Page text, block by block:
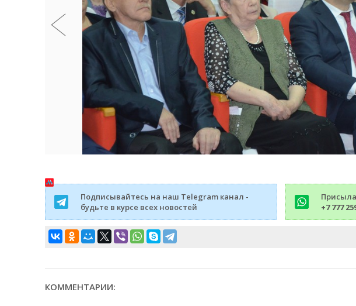
Подписывайтесь на наш Telegram канал -
будьте в курсе всех новостей
+7 777
КОММЕНТАРИИ: